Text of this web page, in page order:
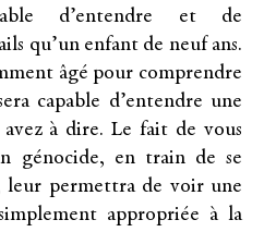
d’entendre et de
qu’un enfant de neuf ans.
âgé pour comprendre
capable d’entendre une
à dire. Le fait de vous
génocide, en train de se
leur permettra de voir une
appropriée à la